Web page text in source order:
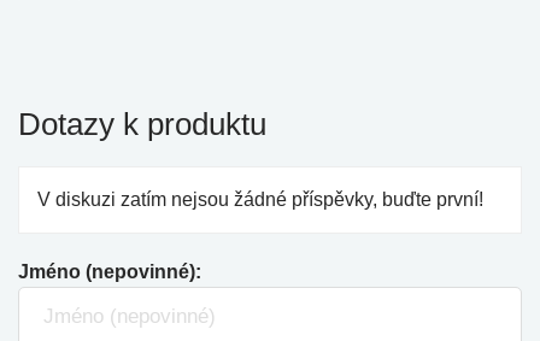
Dotazy k produktu
V diskuzi zatím nejsou žádné příspěvky, buďte první!
Jméno (nepovinné):